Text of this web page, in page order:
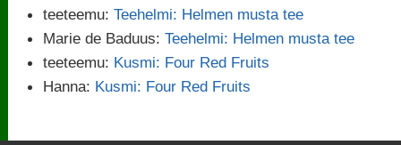
teeteemu:Teehelmi: Helmen musta tee
Marie de Baduus:Teehelmi: Helmen musta tee
teeteemu: Kusmi: Four Red Fruits
Hanna: Kusmi: Four Red Fruits